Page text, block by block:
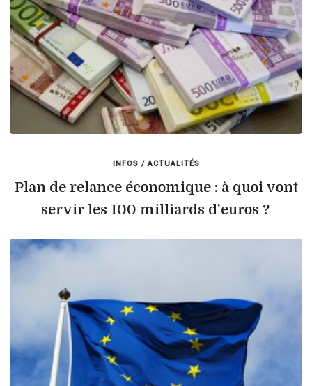
INFOS / ACTUALITÉS
Plan de relance économique : à quoi vont
servir les 100 milliards d'euros ?